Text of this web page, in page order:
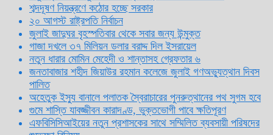
শব্দদূষণ নিয়ন্ত্রণে কঠোর হচ্ছে সরকার
২০ আগস্ট রাষ্ট্রপতি নির্বাচন
জুলাই জাদুঘর বৃহস্পতিবার থেকে সবার জন্য উন্মুক্ত
গাজা দখলে ৩৭ মিলিয়ন ডলার বরাদ্দ দিল ইসরায়েল
নতুন ধারার মোমিন মেহেদী ও শান্তাসহ গ্রেফতার ৬
জনতাবাজার শহীদ জিয়াউর রহমান কলেজে জুলাই গণঅভ্যুত্থান দিবস
পালিত
অহেতুক ইস্যু বানালে পলাতক স্বৈরাচারের পুনরুত্থানের পথ সুগম হবে
গুমে শাস্তি যাবজ্জীবন কারাদণ্ড, ভুক্তভোগী পাবে ক্ষতিপূরণ
এফবিসিসিআইয়ের নতুন প্রশাসকের সাথে সম্মিলিত ব্যবসায়ী পরিষদের